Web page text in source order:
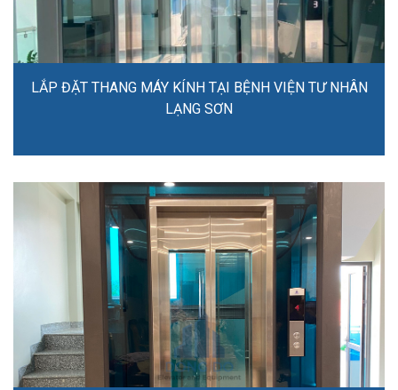
LẮP ĐẶT THANG MÁY KÍNH TẠI BỆNH VIỆN TƯ NHÂN
LẠNG SƠN